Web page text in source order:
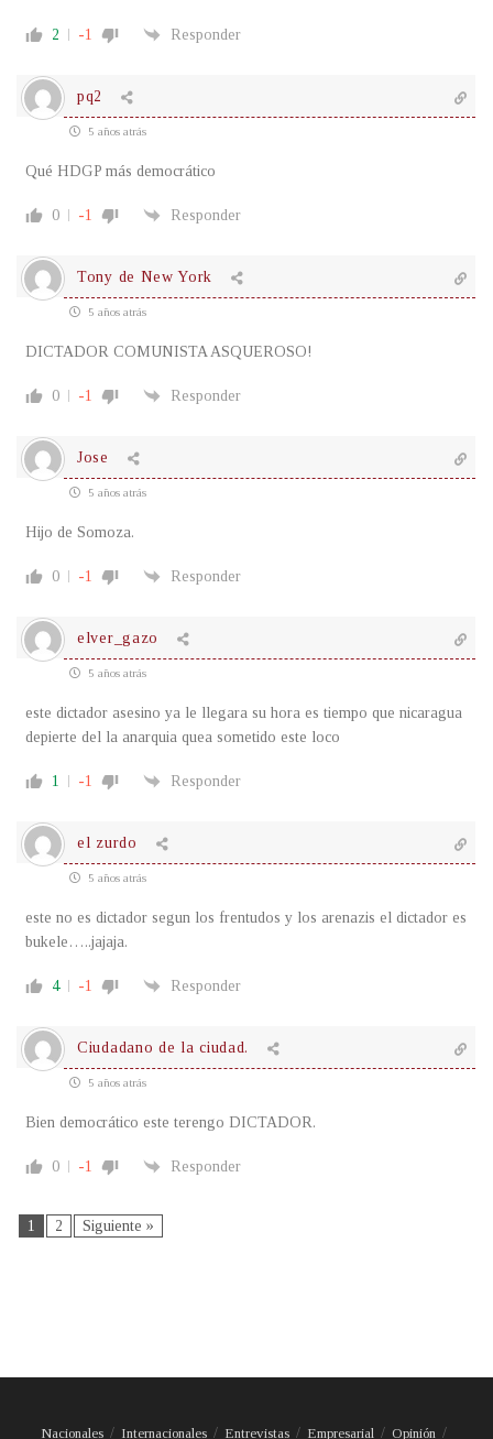
2 -1 Responder
pq2
5 años atrás
Qué HDGP más democrático
0 -1 Responder
Tony de New York
5 años atrás
DICTADOR COMUNISTA ASQUEROSO!
0 -1 Responder
Jose
5 años atrás
Hijo de Somoza.
0 -1 Responder
elver_gazo
5 años atrás
este dictador asesino ya le llegara su hora es tiempo que nicaragua
depierte del la anarquia quea sometido este loco
1 -1 Responder
el zurdo
5 años atrás
este no es dictador segun los frentudos y los arenazis el dictador es
bukele…..jajaja.
4 -1 Responder
Ciudadano de la ciudad.
5 años atrás
Bien democrático este terengo DICTADOR.
0 -1 Responder
1 2 Siguiente »
Nacionales Internacionales Entrevistas Empresarial Opinión